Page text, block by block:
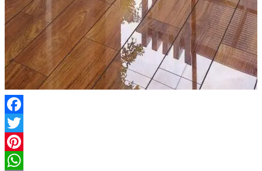
Facebook
Twitter
Pinterest